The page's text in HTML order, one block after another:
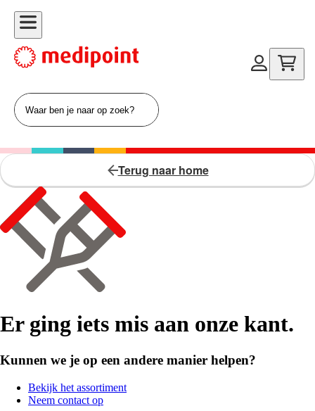
Terug naar home
Er ging iets mis aan onze kant.
Kunnen we je op een andere manier helpen?
Bekijk het assortiment
Neem contact op